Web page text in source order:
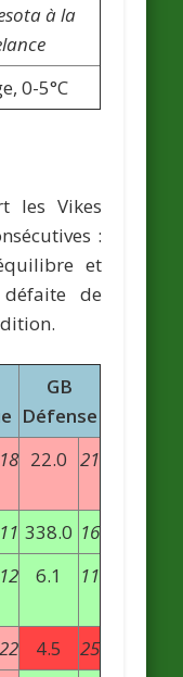
à la
0-5°C
les Vikes
:
et
de
GB
Défense
18 22.0 21
11 338.0 16
12 6.1 11
22 4.5
25